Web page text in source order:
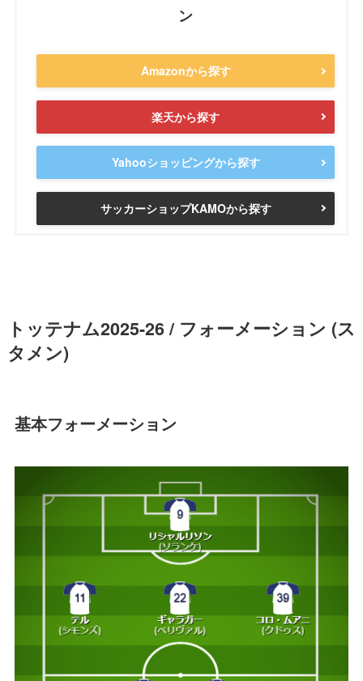
ン
Amazonから探す
楽天から探す
Yahooショッピングから探す
サッカーショップKAMOから探す
トッテナム2025-26 / フォーメーション (ス
タメン)
基本フォーメーション